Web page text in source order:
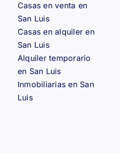
Casas en venta en
San Luis
Casas en alquiler en
San Luis
Alquiler temporario
en San Luis
Inmobiliarias en San
Luis